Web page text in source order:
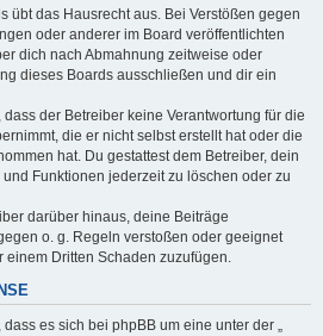
übt das Hausrecht aus. Bei Verstößen gegen
oder anderer im Board veröffentlichten
dich nach Abmahnung zeitweise oder
dieses Boards ausschließen und dir ein
der Betreiber keine Verantwortung für die
die er nicht selbst erstellt hat oder die
hat. Du gestattest dem Betreiber, dein
Funktionen jederzeit zu löschen oder zu
darüber hinaus, deine Beiträge
o. g. Regeln verstoßen oder geeignet
Dritten Schaden zuzufügen.
es sich bei phpBB um eine unter der „